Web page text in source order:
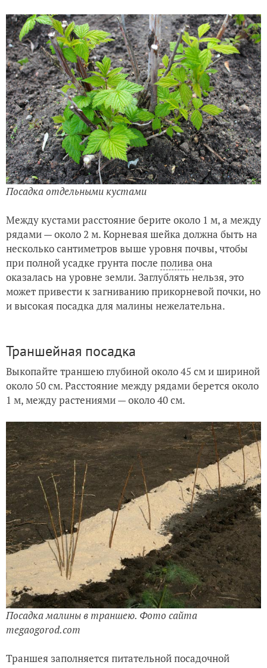
Посадка отдельными кустами
Между кустами расстояние берите около 1 м, а между
рядами — около 2 м. Корневая шейка должна быть на
несколько сантиметров выше уровня почвы, чтобы
при полной усадке грунта после полива она
оказалась на уровне земли. Заглублять нельзя, это
может привести к загниванию прикорневой почки, но
и высокая посадка для малины нежелательна.
Траншейная посадка
Выкопайте траншею глубиной около 45 см и шириной
около 50 см. Расстояние между рядами берется около
1 м, между растениями — около 40 см.
Посадка малины в траншею. Фото сайта
megaogorod.com
Траншея заполняется питательной посадочной